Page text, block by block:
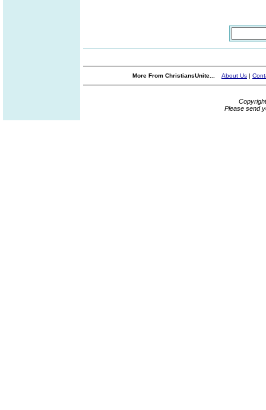
More From ChristiansUnite... About Us |
Please send